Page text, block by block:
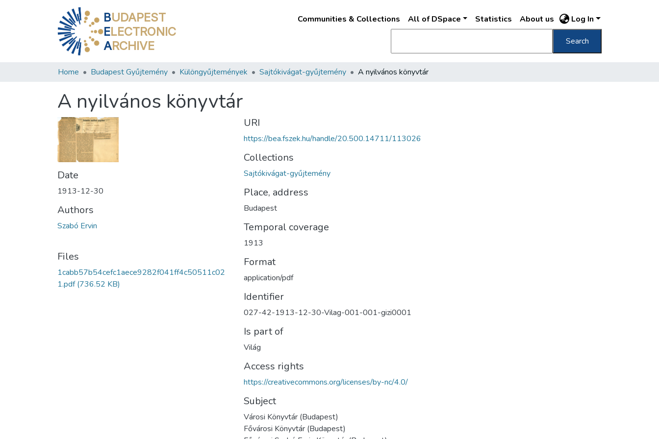
BUDAPEST
ELECTRONIC
ARCHIVE
Communities & Collections All of DSpace Statistics About us Log In
Search
Home Budapest Gyűjtemény Különgyűjtemények Sajtókivágat-gyűjtemény A nyilvános könyvtár
A nyilvános könyvtár
Date
1913-12-30
Authors
Szabó Ervin
Files
1cabb57b54cefc1aece9282f041ff4c50511c02
1.pdf(736.52 KB)
URI
https://bea.fszek.hu/handle/20.500.14711/113026
Collections
Sajtókivágat-gyűjtemény
Place, address
Budapest
Temporal coverage
1913
Format
application/pdf
Identifier
027-42-1913-12-30-Vilag-001-001-gizi0001
Is part of
Világ
Access rights
https://creativecommons.org/licenses/by-nc/4.0/
Subject
Városi Könyvtár (Budapest)
Fővárosi Könyvtár (Budapest)